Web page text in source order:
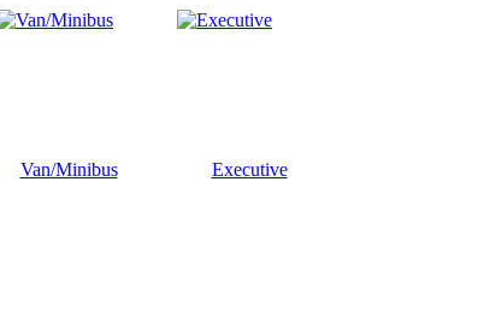
Van/Minibus Executive